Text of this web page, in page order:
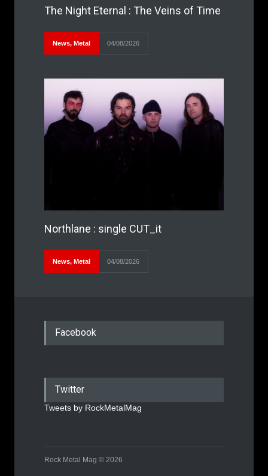
The Night Eternal : The Veins of Time
News, Metal 04/08/2026
Northlane : single CUT_it
News, Metal 04/08/2026
Facebook
Twitter
Tweets by RockMetalMag
Rock Metal Mag © 2026